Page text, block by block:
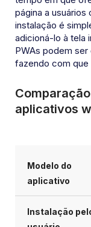
página a
instalação é
adicioná-lo à tela
PWAs podem
fazendo com que
aplicativos